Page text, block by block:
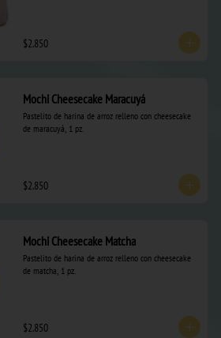
$2.850
Mochi Cheesecake Maracuyá
Pastelito de harina de arroz relleno con cheesecake
de maracuyá, 1 pz.
$2.850
Mochi Cheesecake Matcha
Pastelito de harina de arroz relleno con cheesecake
de matcha, 1 pz.
$2.850